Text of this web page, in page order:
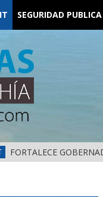
SEGURIDAD PUBLICA
FORTALECE